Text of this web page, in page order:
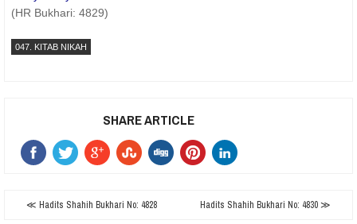
(HR Bukhari: 4829)
047. KITAB NIKAH
SHARE ARTICLE
≪ Hadits Shahih Bukhari No: 4828 Hadits Shahih Bukhari No: 4830 ≫